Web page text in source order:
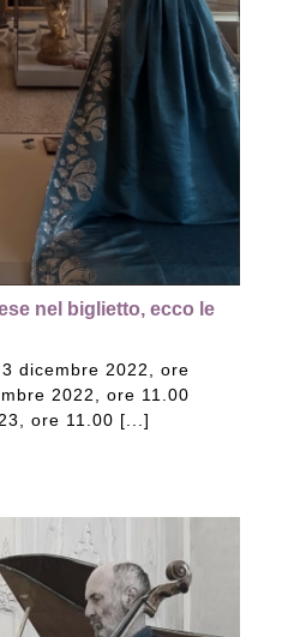
nel biglietto, ecco le
dicembre 2022, ore
2022, ore 11.00
ore 11.00 [...]